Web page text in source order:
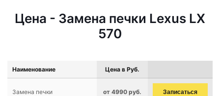
Цена - Замена печки Lexus LX
570
Наименование Цена в Руб.
Замена печки от 4990 руб. Записаться